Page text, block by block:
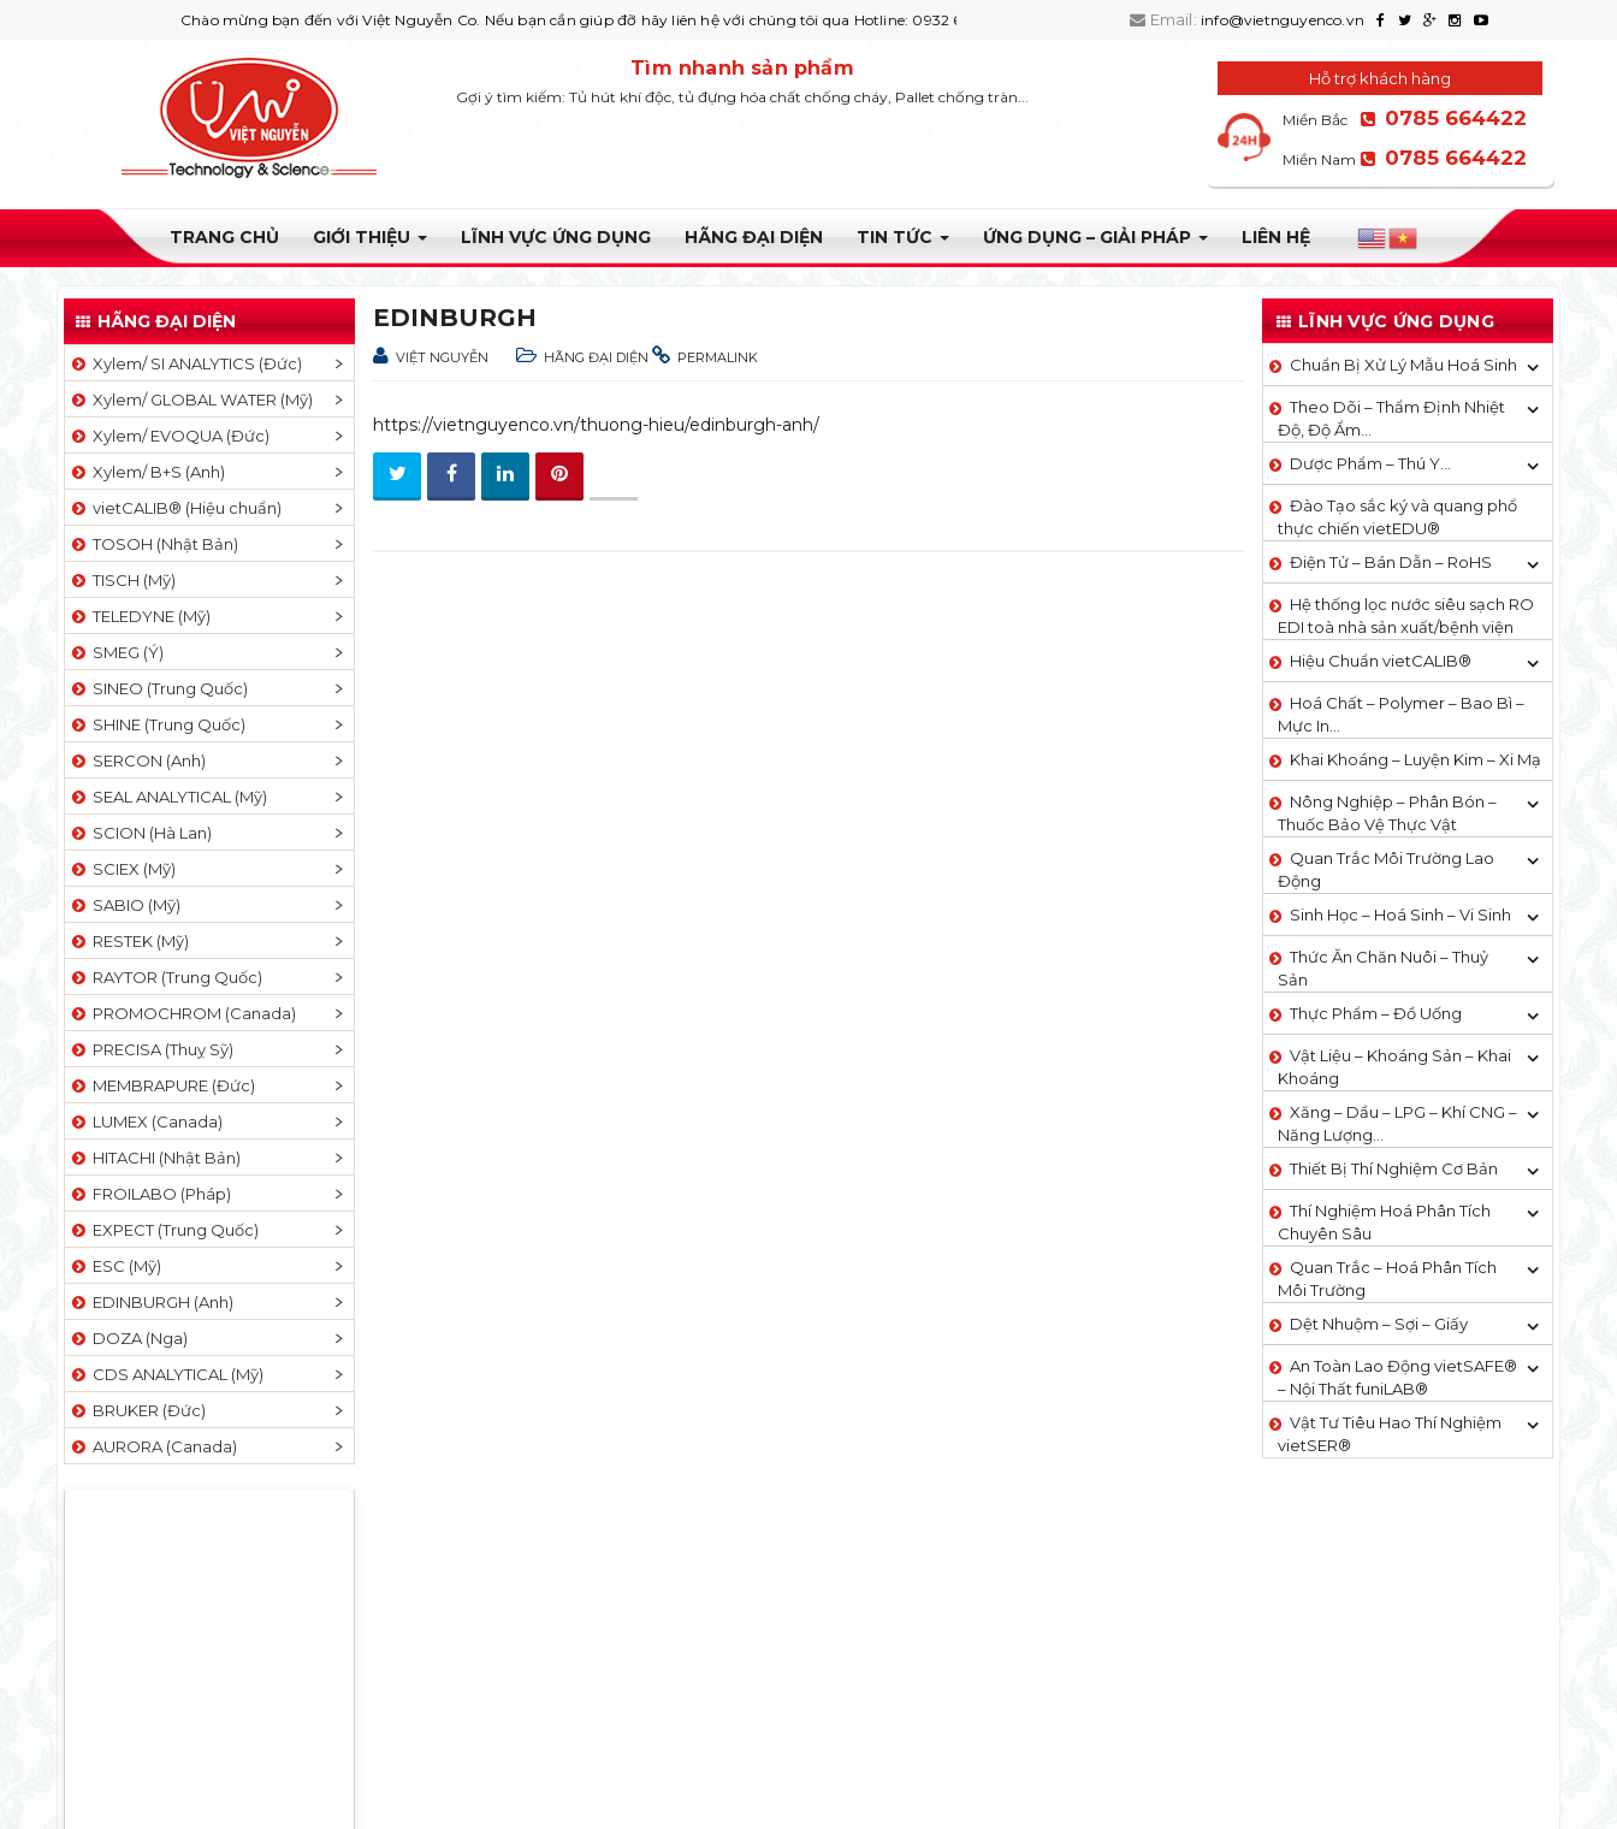
Chào mừng bạn đến với Việt Nguyễn Co. Nếu bạn cần giúp đỡ hãy liên hệ với chúng tôi qua Hotline: 0932 664422 Email: info@vietnguyenco.vn
Tìm nhanh sản phẩm
Gợi ý tìm kiếm: Tủ hút khí độc, tủ đựng hóa chất chống cháy, Pallet chống tràn...
Hỗ trợ khách hàng
Miền Bắc 0785 664422
Miền Nam 0785 664422
TRANG CHỦ GIỚI THIỆU LĨNH VỰC ỨNG DỤNG HÃNG ĐẠI DIỆN TIN TỨC ỨNG DỤNG – GIẢI PHÁP LIÊN HỆ
HÃNG ĐẠI DIỆN
Xylem/ SI ANALYTICS (Đức)
Xylem/ GLOBAL WATER (Mỹ)
Xylem/ EVOQUA (Đức)
Xylem/ B+S (Anh)
vietCALIB® (Hiệu chuẩn)
TOSOH (Nhật Bản)
TISCH (Mỹ)
TELEDYNE (Mỹ)
SMEG (Ý)
SINEO (Trung Quốc)
SHINE (Trung Quốc)
SERCON (Anh)
SEAL ANALYTICAL (Mỹ)
SCION (Hà Lan)
SCIEX (Mỹ)
SABIO (Mỹ)
RESTEK (Mỹ)
RAYTOR (Trung Quốc)
PROMOCHROM (Canada)
PRECISA (Thuỵ Sỹ)
MEMBRAPURE (Đức)
LUMEX (Canada)
HITACHI (Nhật Bản)
FROILABO (Pháp)
EXPECT (Trung Quốc)
ESC (Mỹ)
EDINBURGH (Anh)
DOZA (Nga)
CDS ANALYTICAL (Mỹ)
BRUKER (Đức)
AURORA (Canada)
EDINBURGH
VIỆT NGUYỄN HÃNG ĐẠI DIỆN PERMALINK
https://vietnguyenco.vn/thuong-hieu/edinburgh-anh/
LĨNH VỰC ỨNG DỤNG
Chuẩn Bị Xử Lý Mẫu Hoá Sinh
Theo Dõi – Thẩm Định Nhiệt
Độ, Độ Ẩm…
Dược Phẩm – Thú Y…
Đào Tạo sắc ký và quang phổ
thực chiến vietEDU®
Điện Tử – Bán Dẫn – RoHS
Hệ thống lọc nước siêu sạch RO
EDI​​ toà nhà sản xuất/bệnh viện
Hiệu Chuẩn vietCALIB®
Hoá Chất – Polymer – Bao Bì –
Mực In…
Khai Khoáng – Luyện Kim – Xi Mạ
Nông Nghiệp – Phân Bón –
Thuốc Bảo Vệ Thực Vật
Quan Trắc Môi Trường Lao
Động
Sinh Học – Hoá Sinh – Vi Sinh
Thức Ăn Chăn Nuôi – Thuỷ
Sản
Thực Phẩm – Đồ Uống
Vật Liệu – Khoáng Sản – Khai
Khoáng
Xăng – Dầu – LPG – Khí CNG –
Năng Lượng…
Thiết Bị Thí Nghiệm Cơ Bản
Thí Nghiệm Hoá Phân Tích
Chuyên Sâu
Quan Trắc – Hoá Phân Tích
Môi Trường
Dệt Nhuộm – Sợi – Giấy
An Toàn Lao Động vietSAFE®
– Nội Thất funiLAB®
Vật Tư Tiêu Hao Thí Nghiệm
vietSER®